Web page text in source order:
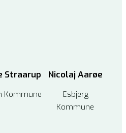
Straarup
Kommune
Nicolaj Aarøe
Esbjerg
Kommune